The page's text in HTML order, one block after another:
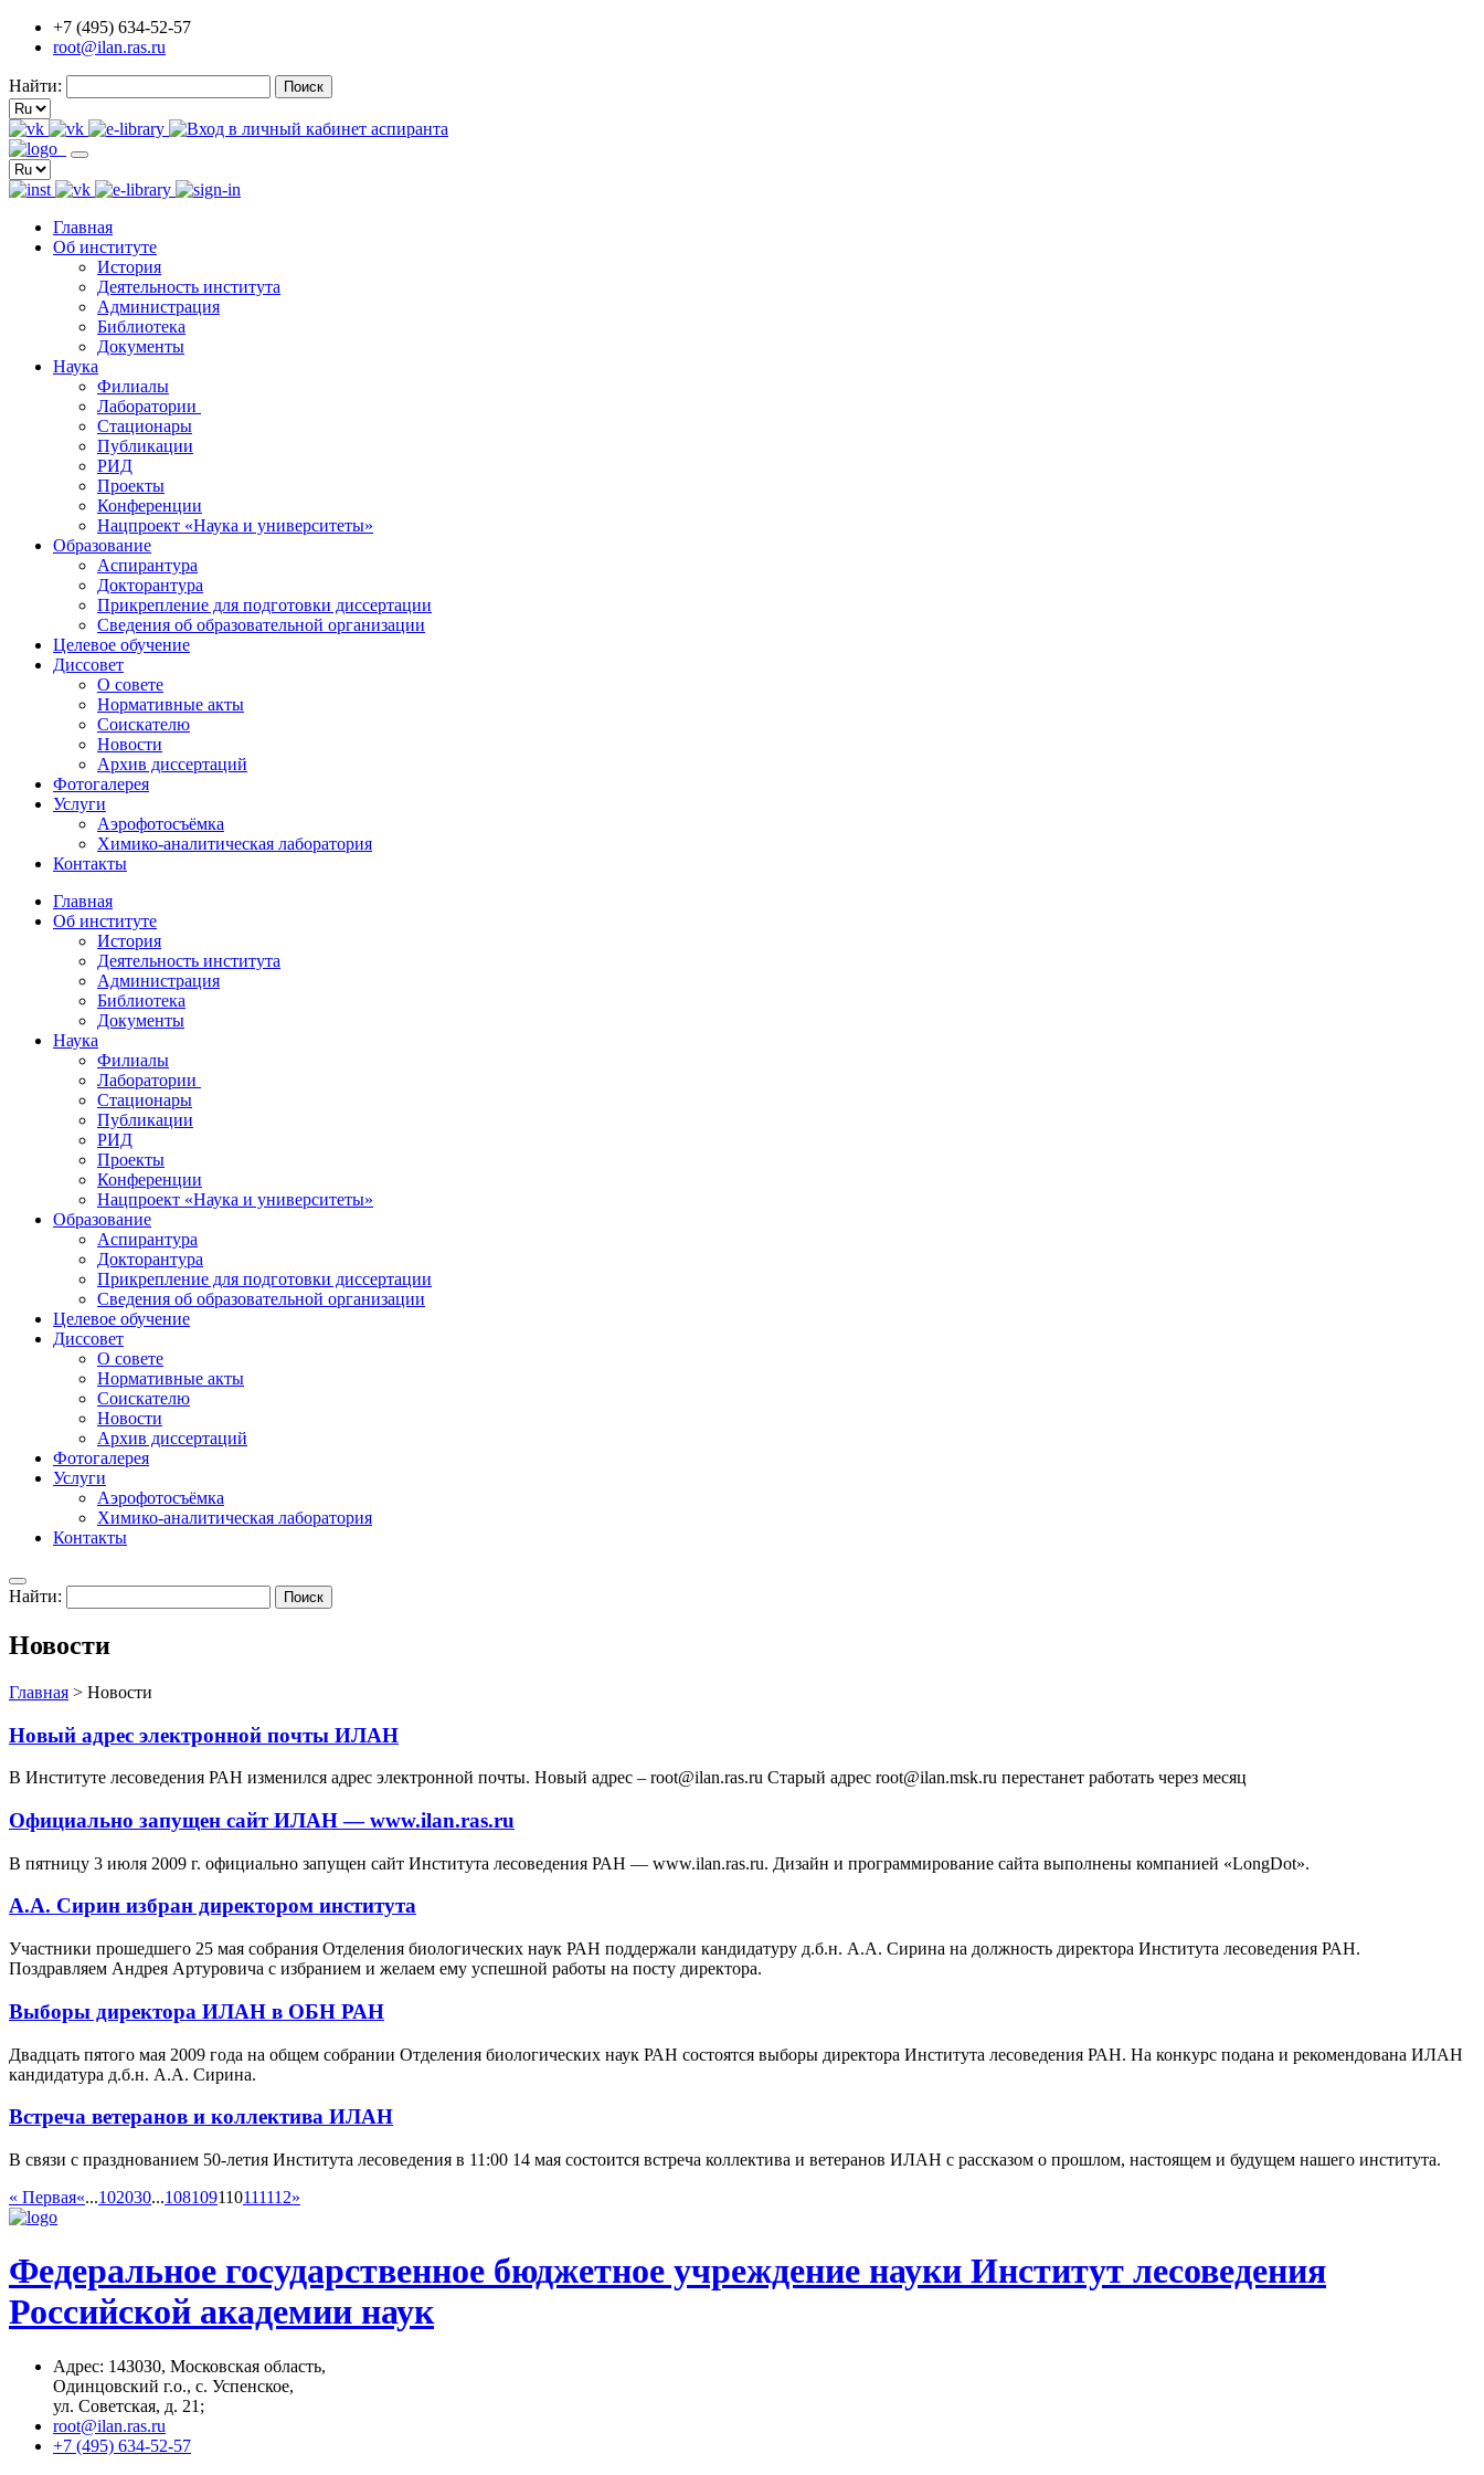
+7 (495) 634-52-57
root@ilan.ras.ru
Найти:
Главная
Об институте
История
Деятельность института
Администрация
Библиотека
Документы
Наука
Филиалы
Лаборатории
Стационары
Публикации
РИД
Проекты
Конференции
Нацпроект «Наука и университеты»
Образование
Аспирантура
Докторантура
Прикрепление для подготовки диссертации
Сведения об образовательной организации
Целевое обучение
Диссовет
О совете
Нормативные акты
Соискателю
Новости
Архив диссертаций
Фотогалерея
Услуги
Аэрофотосъёмка
Химико-аналитическая лаборатория
Контакты
Главная
Об институте
История
Деятельность института
Администрация
Библиотека
Документы
Наука
Филиалы
Лаборатории
Стационары
Публикации
РИД
Проекты
Конференции
Нацпроект «Наука и университеты»
Образование
Аспирантура
Докторантура
Прикрепление для подготовки диссертации
Сведения об образовательной организации
Целевое обучение
Диссовет
О совете
Нормативные акты
Соискателю
Новости
Архив диссертаций
Фотогалерея
Услуги
Аэрофотосъёмка
Химико-аналитическая лаборатория
Контакты
Найти:
Новости
Главная > Новости
Новый адрес электронной почты ИЛАН
В Институте лесоведения РАН изменился адрес электронной почты. Новый адрес – root@ilan.ras.ru Старый адрес root@ilan.msk.ru перестанет работать через месяц
Официально запущен сайт ИЛАН — www.ilan.ras.ru
В пятницу 3 июля 2009 г. официально запущен сайт Института лесоведения РАН — www.ilan.ras.ru. Дизайн и программирование сайта выполнены компанией «LongDot».
А.А. Сирин избран директором института
Участники прошедшего 25 мая собрания Отделения биологических наук РАН поддержали кандидатуру д.б.н. А.А. Сирина на должность директора Института лесоведения РАН.
Поздравляем Андрея Артуровича с избранием и желаем ему успешной работы на посту директора.
Выборы директора ИЛАН в ОБН РАН
Двадцать пятого мая 2009 года на общем собрании Отделения биологических наук РАН состоятся выборы директора Института лесоведения РАН. На конкурс подана и рекомендована ИЛАН
кандидатура д.б.н. А.А. Сирина.
Встреча ветеранов и коллектива ИЛАН
В связи с празднованием 50-летия Института лесоведения в 11:00 14 мая состоится встреча коллектива и ветеранов ИЛАН с рассказом о прошлом, настоящем и будущем нашего института.
« Первая«...102030...108109110111112»
Федеральное государственное бюджетное учреждение науки Институт лесоведения
Российской академии наук
Адрес: 14З0З0, Московская область,
Одинцовский г.о., с. Успенское,
ул. Советская, д. 21;
root@ilan.ras.ru
+7 (495) 634-52-57